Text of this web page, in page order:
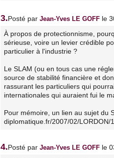
3.Posté par Jean-Yves LE GOFF le
À propos de protectionnisme,
sérieuse, voire un levier crédible
particulier à l'industrie ?
Le SLAM (ou en tous cas une
source de stabilité financière et
rassurant les particuliers qui
internationales qui auraient fui le
Pour mémoire, un lien au sujet du
diplomatique.fr/2007/02/LORDON/
4.Posté par Jean-Yves LE GOFF le